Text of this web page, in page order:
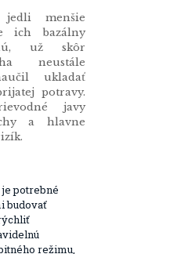
menšie
ich bazálny
už skôr
neustále
ukladať
potravy.
javy
a hlavne
potrebné
budovať
režimu,